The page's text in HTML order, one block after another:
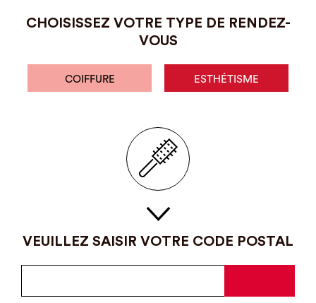
CHOISISSEZ VOTRE TYPE DE RENDEZ-
VOUS
COIFFURE ESTHÉTISME
VEUILLEZ SAISIR VOTRE CODE POSTAL